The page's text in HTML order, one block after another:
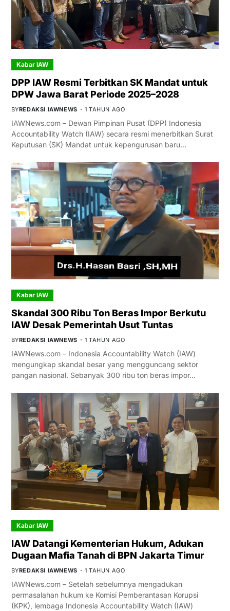
Kabar IAW
DPP IAW Resmi Terbitkan SK Mandat untuk
DPW Jawa Barat Periode 2025–2028
BYREDAKSI IAWNEWS 1 TAHUN AGO
IAWNews.com – Dewan Pimpinan Pusat (DPP) Indonesia
Accountability Watch (IAW) secara resmi menerbitkan Surat
Keputusan (SK) Mandat untuk kepengurusan baru…
Kabar IAW
Skandal 300 Ribu Ton Beras Impor Berkutu
IAW Desak Pemerintah Usut Tuntas
BYREDAKSI IAWNEWS 1 TAHUN AGO
IAWNews.com – Indonesia Accountability Watch (IAW)
mengungkap skandal besar yang mengguncang sektor
pangan nasional. Sebanyak 300 ribu ton beras impor…
Kabar IAW
IAW Datangi Kementerian Hukum, Adukan
Dugaan Mafia Tanah di BPN Jakarta Timur
BYREDAKSI IAWNEWS 1 TAHUN AGO
IAWNews.com – Setelah sebelumnya mengadukan
permasalahan hukum ke Komisi Pemberantasan Korupsi
(KPK), lembaga Indonesia Accountability Watch (IAW)